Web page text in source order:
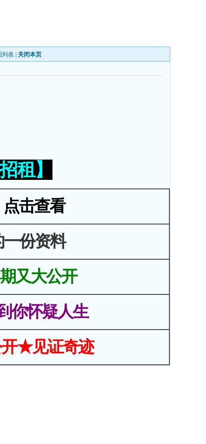
列表 关闭本页
租】
击查看
份资料
又大公开
你怀疑人生
★见证奇迹